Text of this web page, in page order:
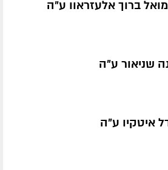
ברוך אלעזראוו ע״ה
שניאור ע״ה
איטקיו ע״ה